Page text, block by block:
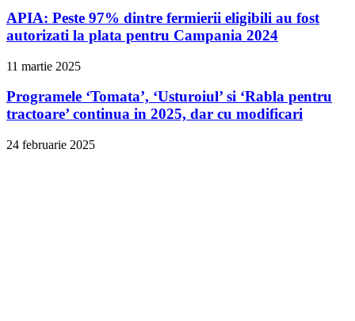
APIA: Peste 97% dintre fermierii eligibili au fost
autorizati la plata pentru Campania 2024
11 martie 2025
Programele ‘Tomata’, ‘Usturoiul’ si ‘Rabla pentru
tractoare’ continua in 2025, dar cu modificari
24 februarie 2025